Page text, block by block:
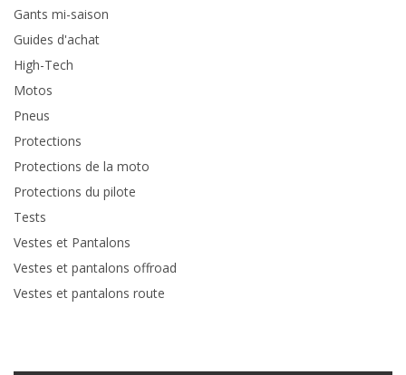
Gants mi-saison
Guides d'achat
High-Tech
Motos
Pneus
Protections
Protections de la moto
Protections du pilote
Tests
Vestes et Pantalons
Vestes et pantalons offroad
Vestes et pantalons route